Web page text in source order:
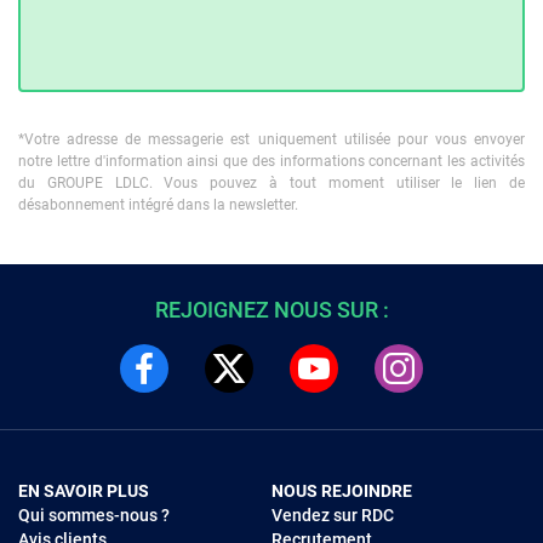
*Votre adresse de messagerie est uniquement utilisée pour vous envoyer
notre lettre d'information ainsi que des informations concernant les activités
du GROUPE LDLC. Vous pouvez à tout moment utiliser le lien de
désabonnement intégré dans la newsletter.
REJOIGNEZ NOUS SUR :
EN SAVOIR PLUS
Qui sommes-nous ?
NOUS REJOINDRE
Vendez sur RDC